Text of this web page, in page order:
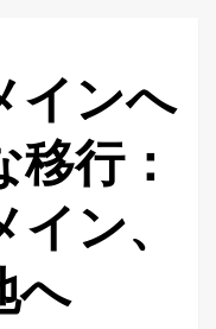
インへ
行：
ン、
へ